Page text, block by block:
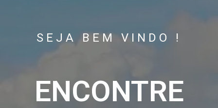
SEJA BEM VINDO !
ENCONTRE